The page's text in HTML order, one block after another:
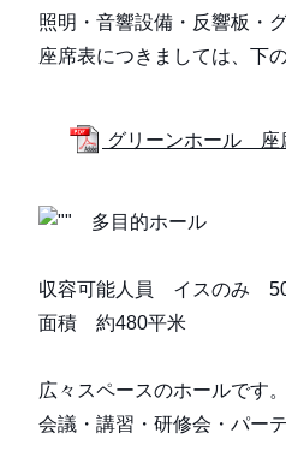
照明・音響設備・反響板・
座席表につきましては、下
グリーンホール
多目的ホール
収容可能人員 イスのみ
面積 約480平米
広々スペースのホールです。
会議・講習・研修会・パー